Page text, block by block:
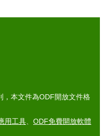
，本文件為ODF開放文件格
用工具
ODF免費開放軟體